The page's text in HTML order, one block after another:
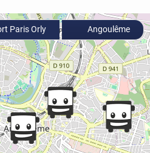
Paris Orly Angoulême